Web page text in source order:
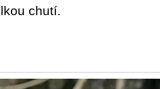
chutí.